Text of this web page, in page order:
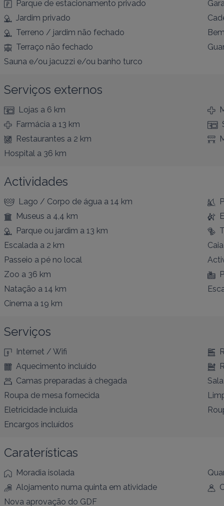
Parque de estacionamento privado
Jardim privado
Terreno / jardim não fechado
Terraço não fechado
Sauna e/ou jacuzzi e/ou banho turco
Serviços externos
Lojas a 6 km
Farmácia a 13 km
Restaurantes a 2 km
Hospital a 36 km
Actividades
Lago / Corpo de água a 14 km
Museus a 4,4 km
Parque ou jardim a 13 km
Escalada a 2 km
Passeio a pé no local
Zoo a 36 km
Natação a 14 km
Cinema a 19 km
Serviços
Internet / Wifi
Aquecimento incluído
Camas preparadas à chegada
Roupa de mesa fornecida
Eletricidade incluída
Encargos incluídos
Caraterísticas
Moradia isolada
Alojamento numa quinta em atividade
Nova aprovação do GDF